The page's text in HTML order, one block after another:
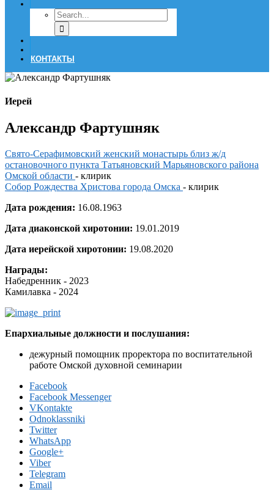
КОНТАКТЫ
Иерей
Александр Фартушняк
Свято-Серафимовский женский монастырь близ ж/д
остановочного пункта Татьяновский Марьяновского района
Омской области - клирик
Собор Рождества Христова города Омска - клирик
Дата рождения: 16.08.1963
Дата диаконской хиротонии: 19.01.2019
Дата иерейской хиротонии: 19.08.2020
Награды:
Набедренник - 2023
Камилавка - 2024
Епархиальные должности и послушания:
дежурный помощник проректора по воспитательной
работе Омской духовной семинарии
Facebook
Facebook Messenger
VKontakte
Odnoklassniki
Twitter
WhatsApp
Google+
Viber
Telegram
Email